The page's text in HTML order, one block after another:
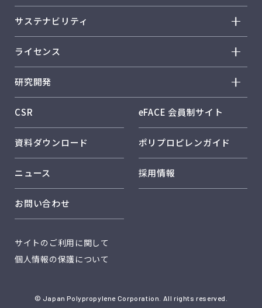
トップメッセージ
経営方針
会社概要
事業概要
製品情報 トップ
ノバテック™ PP
ウィンテック™
ウェイマックス™
ファンクスター™
製品用途分野一覧
サステナビリティ
サステナビリティ トップ
トップメッセージ
レスポンシブル・ケア
保安・安全
パフォーマンスデータ
日本ポリプロのソリューション
ライセンス
ライセンス トップ
歴史
製品
技術
研究開発
研究開発 トップ
研究開発方針・戦略
研究体制・研究所紹介
コア技術 メタロセン触媒
コア技術 複合材料設計技術
CSR eFACE 会員制サイト
資料ダウンロード ポリプロピレンガイド
ニュース 採用情報
お問い合わせ
サイトのご利用に関して
個人情報の保護について
© Japan Polypropylene Corporation. All rights reserved.